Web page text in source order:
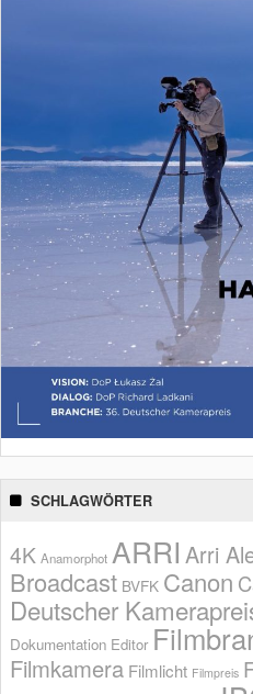
SCHLAGWÖRTER
4K Anamorphot ARRI Arri
Broadcast BVFK Canon
Deutscher
Dokumentation Editor
Filmkamera Filmlicht Filmpreis